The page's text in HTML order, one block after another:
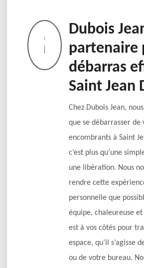
Dubois
partenaire
débarras
Saint Jean
Chez Dubois Jean,
que se débarrasser de
encombrants à Saint
c’est plus qu’une
une libération. Nous
rendre cette
personnelle que
équipe, chaleureuse
est à vos côtés pour
espace, qu’il s’agisse
ou de votre bureau.